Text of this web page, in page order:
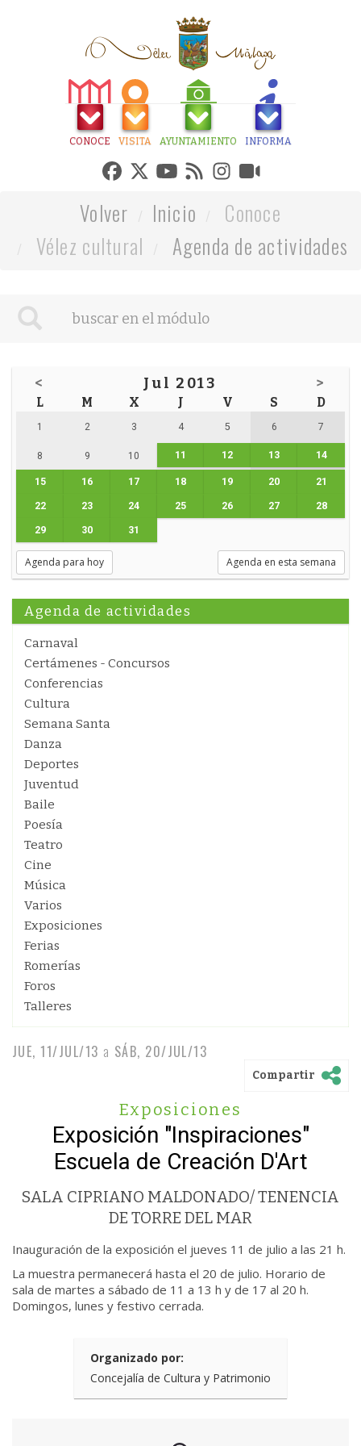
CONOCE VISITA AYUNTAMIENTO INFORMA
Volver Inicio
Conoce
Vélez cultural
Agenda de actividades
< Jul 2013 >
L M X J V S D
1 2 3 4 5 6 7
8 9 10 11 12 13 14
15 16 17 18 19 20 21
22 23 24 25 26 27 28
29 30 31
Agenda para hoy Agenda en esta semana
Agenda de actividades
Carnaval
Certámenes - Concursos
Conferencias
Cultura
Semana Santa
Danza
Deportes
Juventud
Baile
Poesía
Teatro
Cine
Música
Varios
Exposiciones
Ferias
Romerías
Foros
Talleres
JUE, 11/JUL/13 a SÁB, 20/JUL/13
Compartir
Exposiciones
Exposición "Inspiraciones"
Escuela de Creación D'Art
SALA CIPRIANO MALDONADO/ TENENCIA
DE TORRE DEL MAR
Inauguración de la exposición el jueves 11 de julio a las 21 h.
La muestra permanecerá hasta el 20 de julio. Horario de
sala de martes a sábado de 11 a 13 h y de 17 al 20 h.
Domingos, lunes y festivo cerrada.
Organizado por:
Concejalía de Cultura y Patrimonio